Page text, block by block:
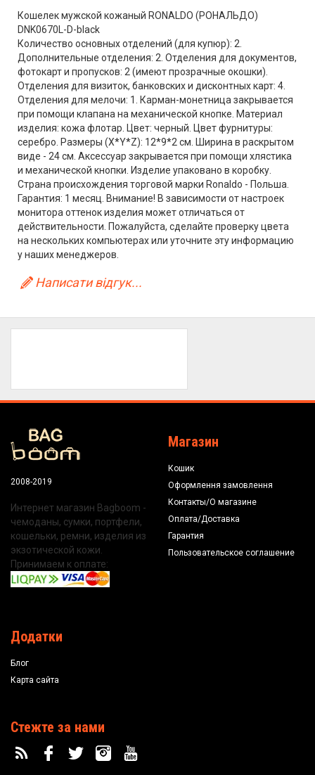
Кошелек мужской кожаный RONALDO (РОНАЛЬДО)
DNK0670L-D-black
Количество основных отделений (для купюр): 2.
Дополнительные отделения: 2. Отделения для документов,
фотокарт и пропусков: 2 (имеют прозрачные окошки).
Отделения для визиток, банковских и дисконтных карт: 4.
Отделения для мелочи: 1. Карман-монетница закрывается
при помощи клапана на механической кнопке. Материал
изделия: кожа флотар. Цвет: черный. Цвет фурнитуры:
серебро. Размеры (X*Y*Z): 12*9*2 см. Ширина в раскрытом
виде - 24 см. Аксессуар закрывается при помощи хлястика
и механической кнопки. Изделие упаковано в коробку.
Страна происхождения торговой марки Ronaldo - Польша.
Гарантия: 1 месяц. Внимание! В зависимости от настроек
монитора оттенок изделия может отличаться от
действительности. Пожалуйста, сделайте проверку цвета
на нескольких компьютерах или уточните эту информацию
у наших менеджеров.
Написати відгук...
2008-2019
Интернет магазин Bagboom -
чемоданы, сумки, портфели,
кошельки, ремни, изделия из
экзотической кожи.
Принимаем к оплате:
Магазин
Кошик
Оформлення замовлення
Контакты/О магазине
Оплата/Доставка
Гарантия
Пользовательское соглашение
Додатки
Блог
Карта сайта
Стежте за нами